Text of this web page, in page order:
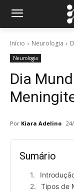
Início Neurologia
Neurologia
Dia
Por Kiara Adelino
Sumário
Tipos de